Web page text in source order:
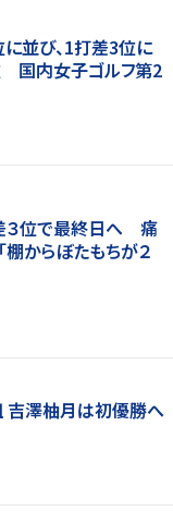
並び、1打差3位に
国内女子ゴルフ第2
差３位で最終日へ 痛
からぼたもちが２
吉澤柚月は初優勝へ